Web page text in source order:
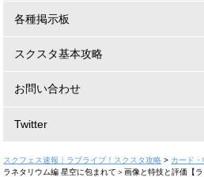
各種掲示板
スクスタ基本攻略
お問い合わせ
Twitter
スクフェス速報｜ラブライブ！スクスタ攻略 > カード
ラネタリウム編 星空に包まれて＞画像と特技と評価【ラ